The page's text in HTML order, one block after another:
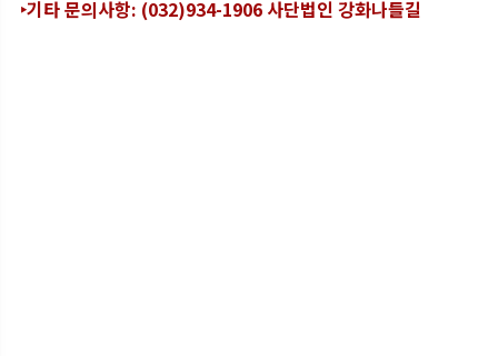
‣기타 문의사항: (032)934-1906 사단법인 강화나들길